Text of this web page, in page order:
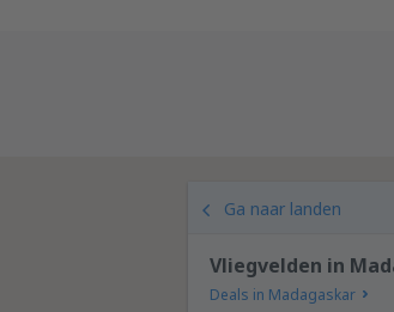
Ga naar landen
Vliegvelden in
Deals in Madagaskar